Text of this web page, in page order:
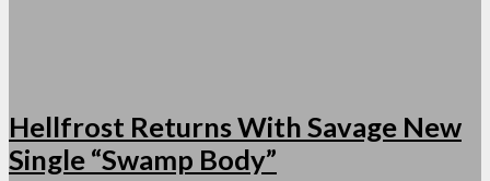
Hellfrost Returns With Savage New
Single “Swamp Body”